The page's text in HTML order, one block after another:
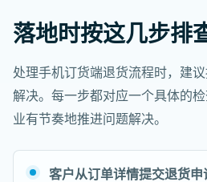
落地时按这几步排
处理手机订货端退货流程时，建
解决。每一步都对应一个具体的
业有节奏地推进问题解决。
客户从订单详情提交退货申